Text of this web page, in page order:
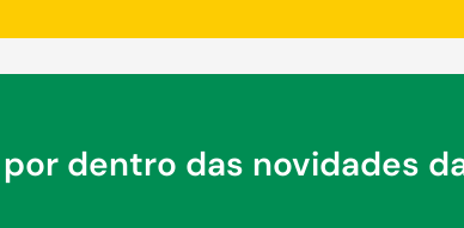
dentro das novidades